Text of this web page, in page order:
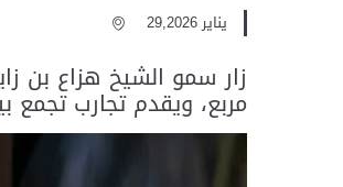
يناير 29,2026
مربع، ويقدم تجارب تجمع